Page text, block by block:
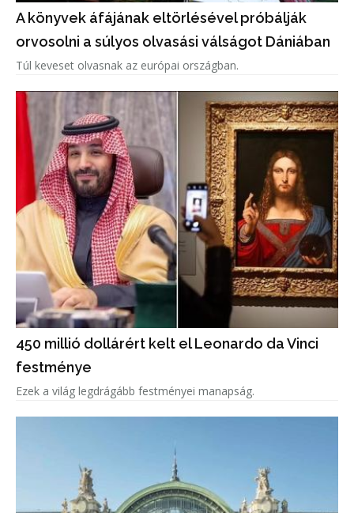
A könyvek áfájának eltörlésével próbálják
orvosolni a súlyos olvasási válságot Dániában
Túl keveset olvasnak az európai országban.
450 millió dollárért kelt el Leonardo da Vinci
festménye
Ezek a világ legdrágább festményei manapság.